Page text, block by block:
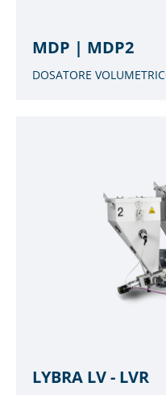
MDP | MDP2
DOSATORE
LYBRA LV - LVR